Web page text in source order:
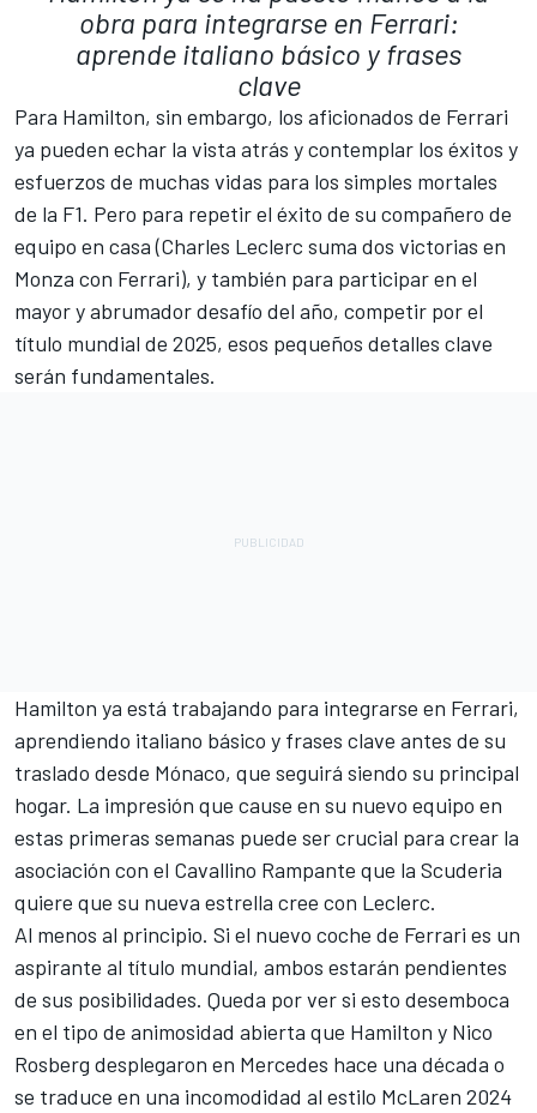
obra para integrarse en Ferrari:
aprende italiano básico y frases
clave
Para Hamilton, sin embargo, los aficionados de Ferrari
ya pueden echar la vista atrás y contemplar los éxitos y
esfuerzos de muchas vidas para los simples mortales
de la F1. Pero para repetir el éxito de su compañero de
equipo en casa (Charles Leclerc suma dos victorias en
Monza con Ferrari), y también para participar en el
mayor y abrumador desafío del año, competir por el
título mundial de 2025, esos pequeños detalles clave
serán fundamentales.
Hamilton ya está trabajando para integrarse en Ferrari,
aprendiendo italiano básico y frases clave antes de su
traslado desde Mónaco, que seguirá siendo su principal
hogar. La impresión que cause en su nuevo equipo en
estas primeras semanas puede ser crucial para crear la
asociación con el Cavallino Rampante que la Scuderia
quiere que su nueva estrella cree con Leclerc.
Al menos al principio. Si el nuevo coche de Ferrari es un
aspirante al título mundial, ambos estarán pendientes
de sus posibilidades. Queda por ver si esto desemboca
en el tipo de animosidad abierta que Hamilton y Nico
Rosberg desplegaron en Mercedes hace una década o
se traduce en una incomodidad al estilo McLaren 2024